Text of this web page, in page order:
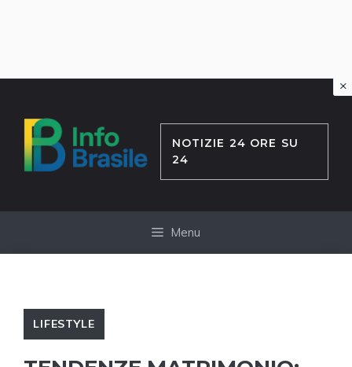
contenuto
NOTIZIE 24 ORE SU
24
Menu
LIFESTYLE
×